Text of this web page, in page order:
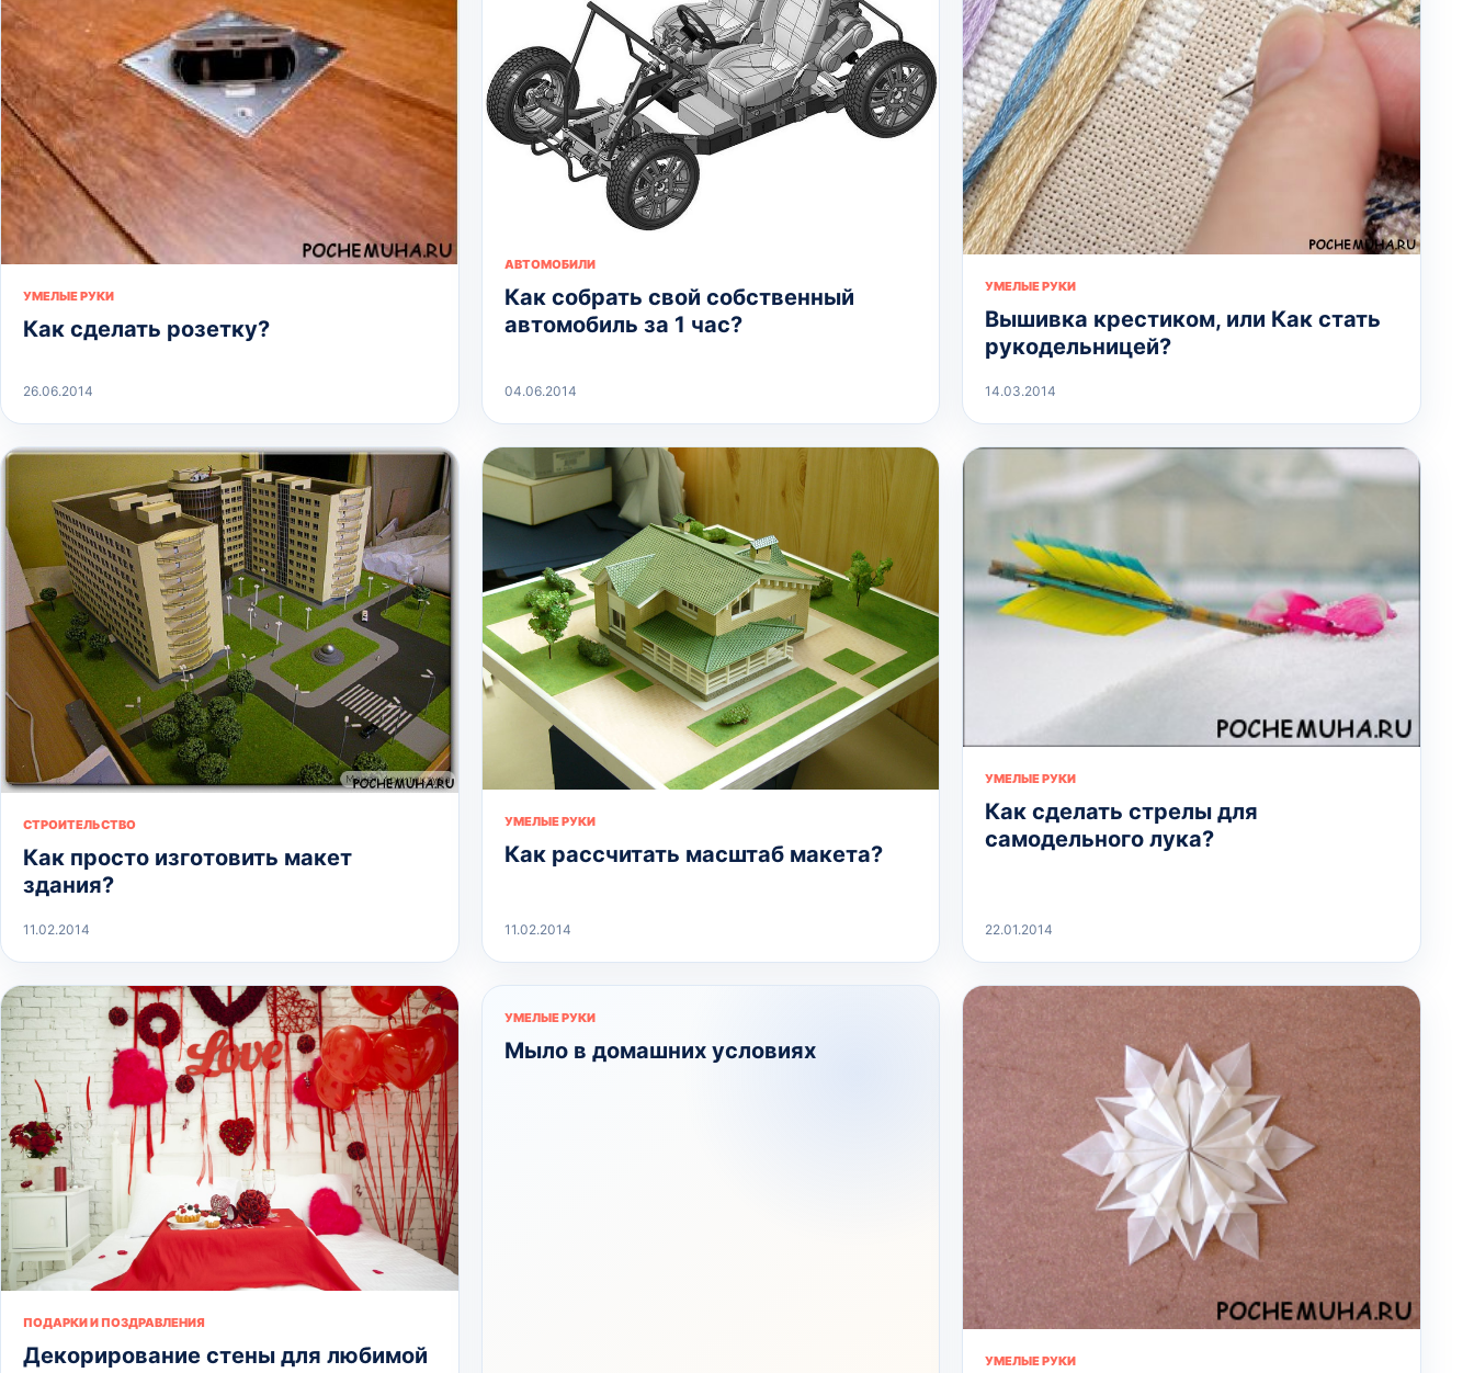
УМЕЛЫЕ РУКИ
Как сделать розетку?
26.06.2014
АВТОМОБИЛИ
Как собрать свой собственный
автомобиль за 1 час?
04.06.2014
УМЕЛЫЕ РУКИ
Вышивка крестиком, или Как стать
рукодельницей?
14.03.2014
СТРОИТЕЛЬСТВО
Как просто изготовить макет
здания?
11.02.2014
УМЕЛЫЕ РУКИ
Как рассчитать масштаб макета?
11.02.2014
УМЕЛЫЕ РУКИ
Как сделать стрелы для
самодельного лука?
22.01.2014
ПОДАРКИ И ПОЗДРАВЛЕНИЯ
Декорирование стены для любимой
УМЕЛЫЕ РУКИ
Мыло в домашних условиях
УМЕЛЫЕ РУКИ